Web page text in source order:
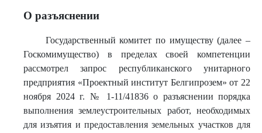
О разъяснении
Государственный комитет по имуществу (далее –
Госкомимущество) в пределах своей компетенции
рассмотрел запрос республиканского унитарного
предприятия «Проектный институт Белгипрозем» от 22
ноября 2024 г. № 1-11/41836 о разъяснении порядка
выполнения землеустроительных работ, необходимых
для изъятия и предоставления земельных участков для